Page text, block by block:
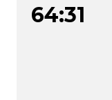
64:31